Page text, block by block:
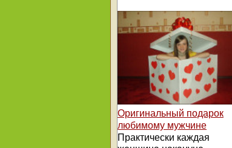
Оригинальный подарок
любимому мужчине
Практически каждая